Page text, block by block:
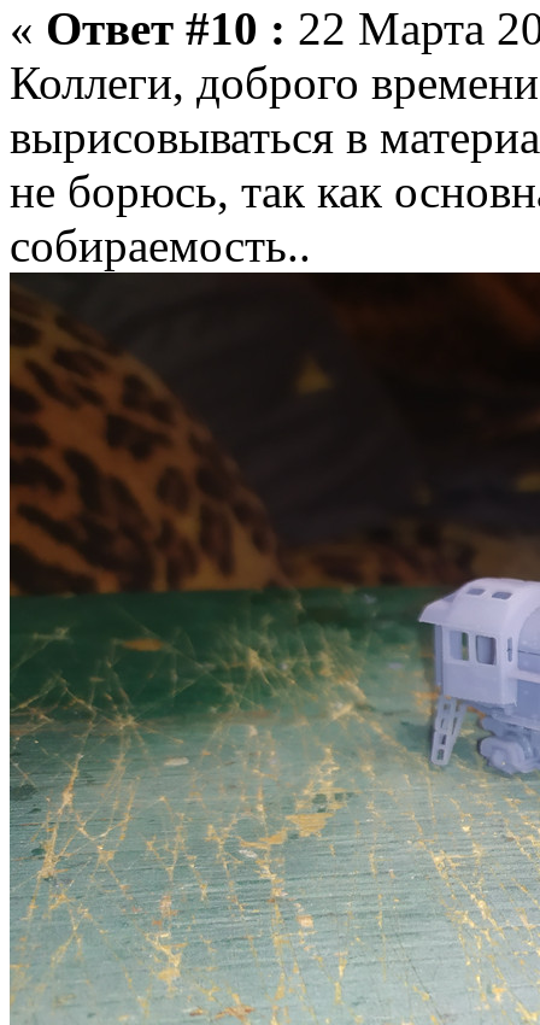
« Ответ #10 : 22 Марта
Коллеги, доброго
вырисовываться в
не борюсь, так как
собираемость..